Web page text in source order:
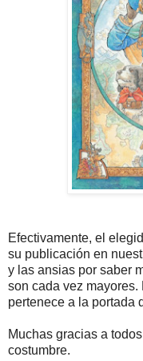
Efectivamente, el
su publicación en
y las ansias por saber
son cada vez
pertenece a la portada
Muchas gracias a
costumbre.